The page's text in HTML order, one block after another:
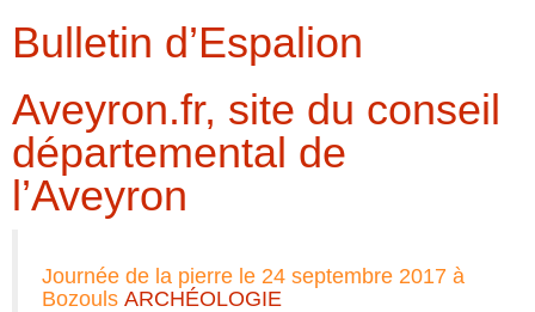
Bulletin d’Espalion
Aveyron.fr, site du conseil
départemental de
l’Aveyron
Journée de la pierre le 24 septembre 2017 à
Bozouls ARCHÉOLOGIE